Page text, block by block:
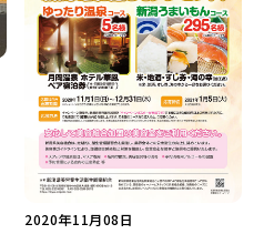
2020年11月08日